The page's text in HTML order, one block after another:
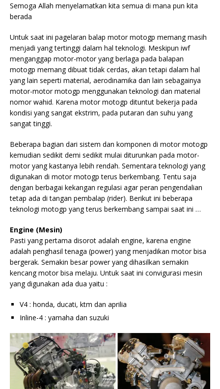
Semoga Allah menyelamatkan kita semua di mana pun kita
berada
Untuk saat ini pagelaran balap motor motogp memang masih
menjadi yang tertinggi dalam hal teknologi. Meskipun iwf
menganggap motor-motor yang berlaga pada balapan
motogp memang dibuat tidak cerdas, akan tetapi dalam hal
yang lain seperti material, aerodinamika dan lain sebagainya
motor-motor motogp menggunakan teknologi dan material
nomor wahid. Karena motor motogp dituntut bekerja pada
kondisi yang sangat ekstrim, pada putaran dan suhu yang
sangat tinggi.
Beberapa bagian dari sistem dan komponen di motor motogp
kemudian sedikit demi sedikit mulai diturunkan pada motor-
motor yang kastanya lebih rendah. Sementara teknologi yang
digunakan di motor motogp terus berkembang. Tentu saja
dengan berbagai kekangan regulasi agar peran pengendalian
tetap ada di tangan pembalap (rider). Berikut ini beberapa
teknologi motogp yang terus berkembang sampai saat ini …
Engine (Mesin)
Pasti yang pertama disorot adalah engine, karena engine
adalah penghasil tenaga (power) yang menjadikan motor bisa
bergerak. Semakin besar power yang dihasilkan semakin
kencang motor bisa melaju. Untuk saat ini convigurasi mesin
yang digunakan ada dua yaitu :
V4 : honda, ducati, ktm dan aprilia
Inline-4 : yamaha dan suzuki